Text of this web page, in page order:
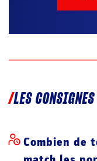
LES CONSIGNES
Combien de